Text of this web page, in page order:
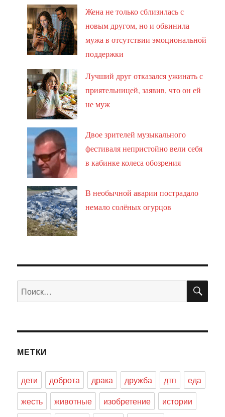
Жена не только сблизилась с
новым другом, но и обвинила
мужа в отсутствии эмоциональной
поддержки
Лучший друг отказался ужинать с
приятельницей, заявив, что он ей
не муж
Двое зрителей музыкального
фестиваля непристойно вели себя
в кабинке колеса обозрения
В необычной аварии пострадало
немало солёных огурцов
Искать:
МЕТКИ
дети доброта драка дружба дтп
еда
жесть
животные изобретение
истории